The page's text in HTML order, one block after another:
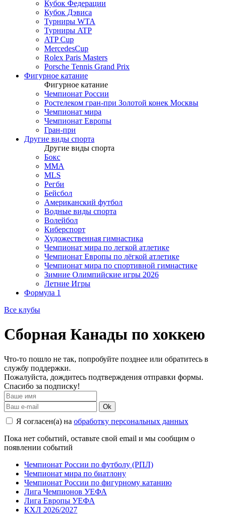
Кубок Федерации
Кубок Дэвиса
Турниры WTA
Турниры ATP
ATP Cup
MercedesCup
Rolex Paris Masters
Porsche Tennis Grand Prix
Фигурное катание
Фигурное катание
Чемпионат России
Ростелеком гран-при Золотой конек Москвы
Чемпионат мира
Чемпионат Европы
Гран-при
Другие виды спорта
Другие виды спорта
Бокс
MMA
MLS
Регби
Бейсбол
Американский футбол
Водные виды спорта
Волейбол
Киберспорт
Художественная гимнастика
Чемпионат мира по легкой атлетике
Чемпионат Европы по лёгкой атлетике
Чемпионат мира по спортивной гимнастике
Зимние Олимпийские игры 2026
Летние Игры
Формула 1
Все клубы
Сборная Канады по хоккею
Что-то пошло не так, попробуйте позднее или обратитесь в
службу поддержки.
Пожалуйста, дождитесь подтверждения отправки формы.
Спасибо за подписку!
Ok
Я согласен(а) на обработку персональных данных
Пока нет событий, оставьте свой email и мы сообщим о
появлении событий
Чемпионат России по футболу (РПЛ)
Чемпионат мира по биатлону
Чемпионат России по фигурному катанию
Лига Чемпионов УЕФА
Лига Европы УЕФА
КХЛ 2026/2027